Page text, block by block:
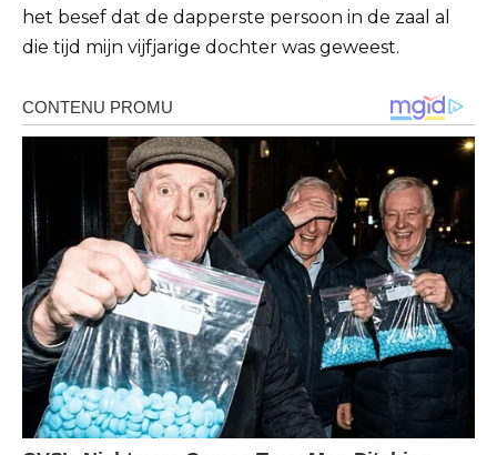
het besef dat de dapperste persoon in de zaal al
die tijd mijn vijfjarige dochter was geweest.